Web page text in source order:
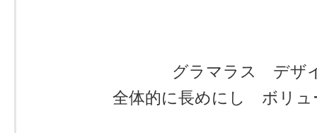
グラマラス デザ
全体的に長めにし ボリュ